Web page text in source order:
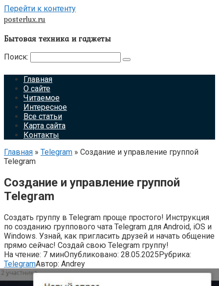
Перейти к контенту
posterlux.ru
Бытовая техника и гаджеты
Поиск:
Главная
О сайте
Читаемое
Интересное
Все статьи
Карта сайта
Контакты
Главная » Telegram » Создание и управление группой
Telegram
Создание и управление группой
Telegram
Создать группу в Telegram проще простого! Инструкция
по созданию группового чата Telegram для Android, iOS и
Windows. Узнай, как пригласить друзей и начать общение
прямо сейчас! Создай свою Telegram группу!
На чтение: 7 минОпубликовано: 28.05.2025Рубрика:
TelegramАвтор: Andrey